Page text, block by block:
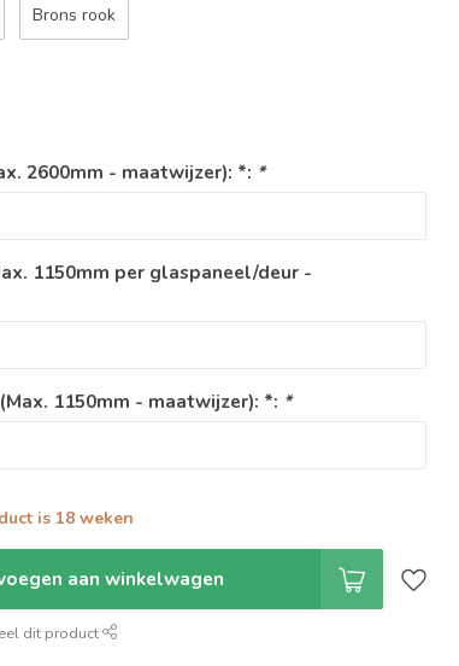
Brons rook
2600mm - maatwijzer): *: *
1150mm per glaspaneel/deur -
1150mm - maatwijzer): *: *
is 18 weken
aan winkelwagen
dit product